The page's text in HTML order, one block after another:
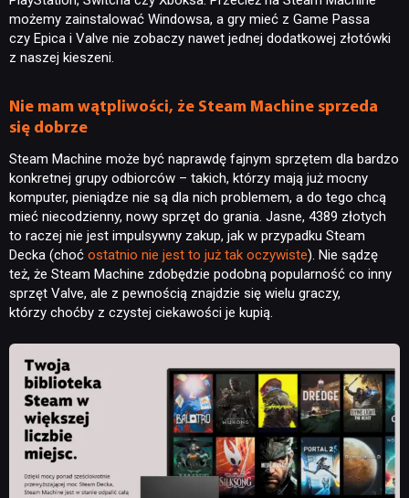
możemy zainstalować Windowsa, a gry mieć z Game Passa
czy Epica i Valve nie zobaczy nawet jednej dodatkowej złotówki
z naszej kieszeni.
Nie mam wątpliwości, że Steam Machine sprzeda
się dobrze
Steam Machine może być naprawdę fajnym sprzętem dla bardzo
konkretnej grupy odbiorców – takich, którzy mają już mocny
komputer, pieniądze nie są dla nich problemem, a do tego chcą
mieć niecodzienny, nowy sprzęt do grania. Jasne, 4389 złotych
to raczej nie jest impulsywny zakup, jak w przypadku Steam
Decka (choć ostatnio nie jest to już tak oczywiste). Nie sądzę
też, że Steam Machine zdobędzie podobną popularność co inny
sprzęt Valve, ale z pewnością znajdzie się wielu graczy,
którzy choćby z czystej ciekawości je kupią.